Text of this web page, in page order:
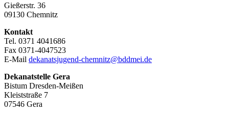
Gießerstr. 36
09130 Chemnitz
Kontakt
Tel. 0371 4041686
Fax 0371-4047523
E-Mail dekanatsjugend-chemnitz@bddmei.de
Dekanatstelle Gera
Bistum Dresden-Meißen
Kleiststraße 7
07546 Gera